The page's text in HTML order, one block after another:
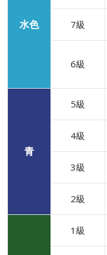
水色 7級
6級
青
5級
4級
3級
2級
1級